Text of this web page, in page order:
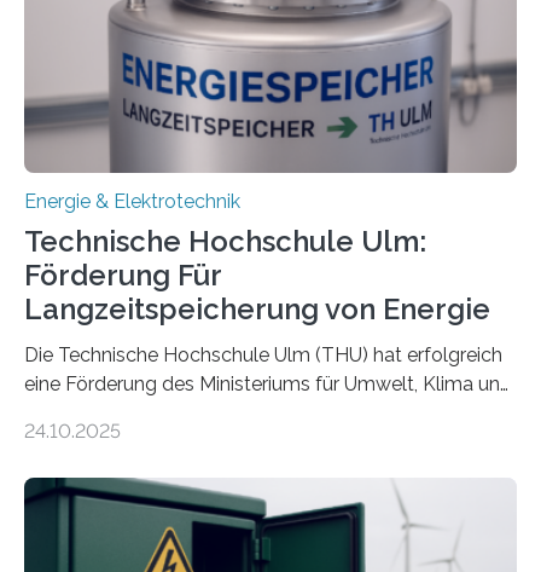
Energie & Elektrotechnik
Technische Hochschule Ulm:
Förderung Für
Langzeitspeicherung von Energie
Die Technische Hochschule Ulm (THU) hat erfolgreich
eine Förderung des Ministeriums für Umwelt, Klima und
Forschungsprojekt „LAGER – Langzeitspeicherung in
Quartieren“ eingeworben. Ziel des Projekts ist die
Entwicklung, Erprobung und Demonstration von
Konzepten zur langfristigen Energiespeicherung in
24.10.2025